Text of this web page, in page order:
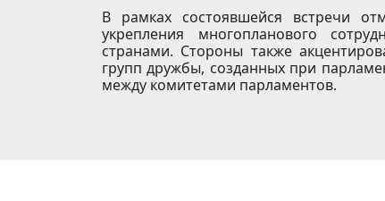
В рамках состоявшейся встречи
укрепления многопланового
странами. Стороны также
групп дружбы, созданных при
между комитетами парламентов.